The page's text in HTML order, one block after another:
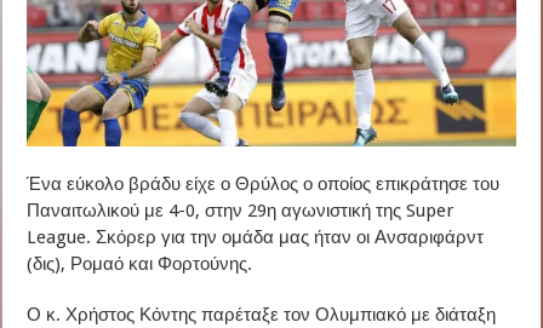
Ένα εύκολο βράδυ είχε ο Θρύλος ο οποίος επικράτησε του
Παναιτωλικού με 4-0, στην 29η αγωνιστική της Super
League. Σκόρερ για την ομάδα μας ήταν οι Ανσαριφάρντ
(δις), Ρομαό και Φορτούνης.
Ο κ. Χρήστος Κόντης παρέταξε τον Ολυμπιακό με διάταξη